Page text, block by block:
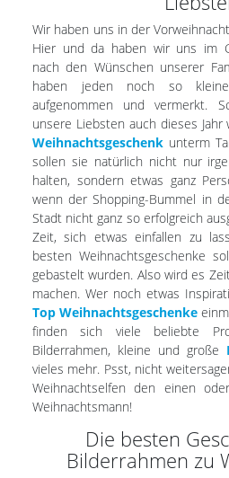
Wir haben uns in der
Hier und da haben wir uns im
nach den Wünschen unserer
haben jeden noch so
aufgenommen und vermerkt.
unsere Liebsten auch dieses Jahr
Weihnachtsgeschenk unterm
sollen sie natürlich nicht nur
halten, sondern etwas ganz
wenn der Shopping-Bummel in
Stadt nicht ganz so erfolgreich
Zeit, sich etwas einfallen zu
besten Weihnachtsgeschenke
gebastelt wurden. Also wird es
machen. Wer noch etwas
Top Weihnachtsgeschenke
finden sich viele beliebte
Bilderrahmen, kleine und große
vieles mehr. Psst, nicht
Weihnachtselfen den einen
Weihnachtsmann!
Die besten
Bilderrahmen zu